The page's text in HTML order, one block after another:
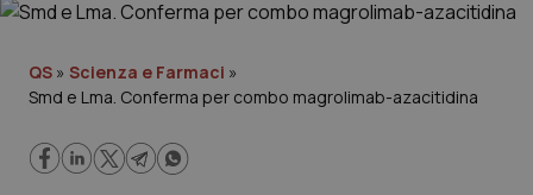
Cronache
QS » Scienza e Farmaci »
Smd e Lma. Conferma per combo magrolimab-azacitidina